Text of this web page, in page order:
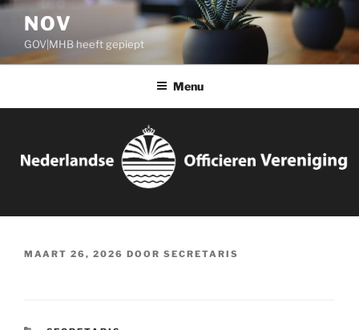
Ga
inhoud
NOV
GOV|MHB heeft gepiept
Menu
GEPLAATST
MAART 26, 2026 DOOR SECRETARIS